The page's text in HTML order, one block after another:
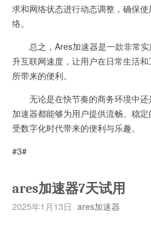
求和网络状态进行动态调整，确保
络。
总之，Ares加速器是一款非常实
升互联网速度，让用户在日常生活
所带来的便利。
无论是在快节奏的商务环境中还
加速器都能够为用户提供流畅、稳
受数字化时代带来的便利与乐趣。
#3#
ares加速器7天试用
2025年1月13日 ares加速器